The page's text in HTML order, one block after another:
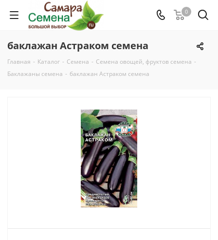
0
баклажан Астраком семена
Главная - Каталог - Семена - Семена овощей, фруктов семена -
Баклажаны семена - баклажан Астраком семена